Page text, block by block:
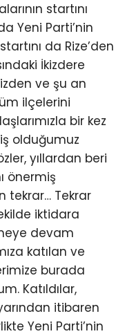
startını
Yeni Parti’nin
da Rize’den
İkizdere
ve şu an
ilçelerini
bir kez
olduğumuz
yıllardan beri
önermiş
tekrar… Tekrar
iktidara
devam
katılan ve
burada
Katıldılar,
itibaren
Yeni Parti’nin